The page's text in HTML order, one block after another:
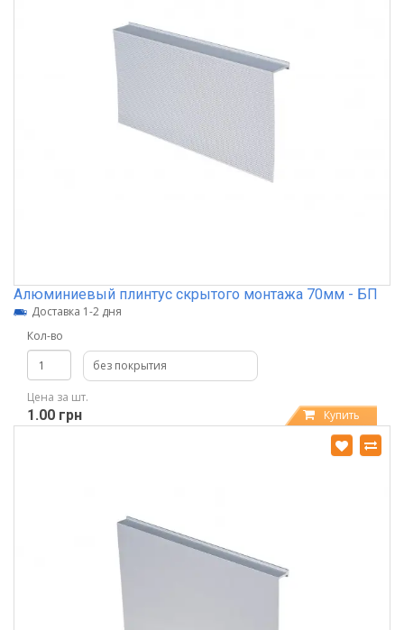
Алюминиевый плинтус скрытого монтажа 70мм - БП
Доставка 1-2 дня
Кол-во
без покрытия
Цена за шт.
1.00 грн Купить